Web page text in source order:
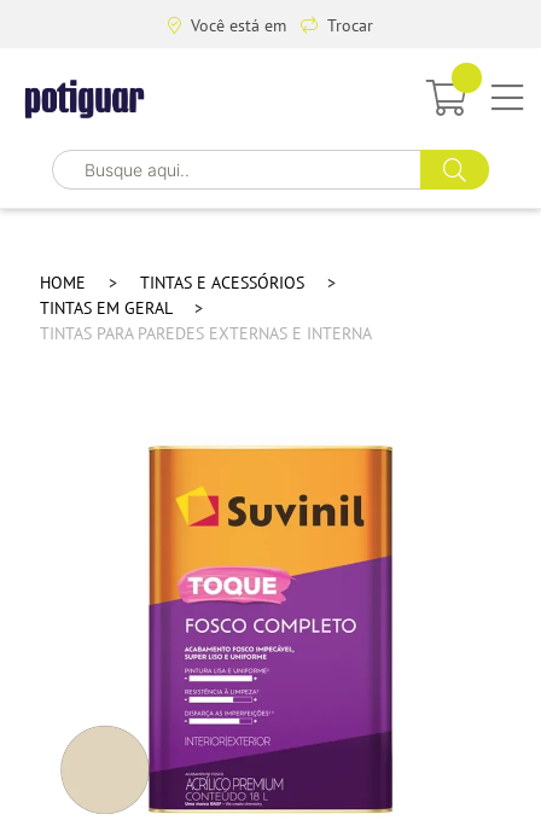
Você está em Trocar
HOME
TINTAS E ACESSÓRIOS
TINTAS EM GERAL
TINTAS PARA PAREDES EXTERNAS E INTERNA